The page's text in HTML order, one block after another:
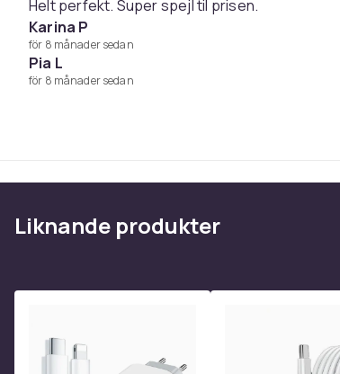
Produktsäkerhetsinformation
Helt perfekt. Super spejl til prisen.
Karina P
för 8 månader sedan
Pia L
för 8 månader sedan
Liknande produkter